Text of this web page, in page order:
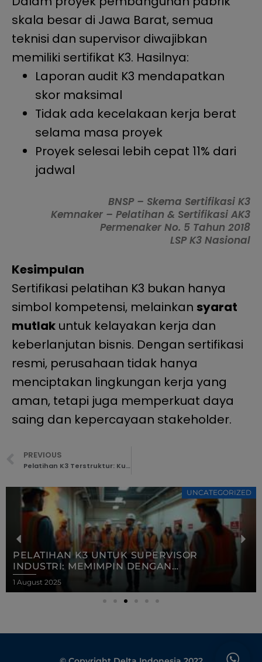
skala besar di Jawa Barat, semua
teknisi dan supervisor diwajibkan
memiliki sertifikat K3. Hasilnya:
Laporan audit K3 mendapatkan
skor maksimal
Tidak ada kecelakaan kerja berat
selama masa proyek
Proyek selesai lebih cepat 11% dari
jadwal
BNSP – Skema Sertifikasi K3
Kemnaker – Pelatihan & Sertifikasi AK3
Permenaker No. 5 Tahun 2018
LSP K3 Nasional
Kesimpulan
Sertifikasi pelatihan K3 bukan hanya
simbol kompetensi, melainkan syarat
mutlak untuk kelayakan kerja dan
keberlanjutan bisnis. Dengan sertifikasi
resmi, perusahaan tidak hanya
menciptakan lingkungan kerja yang
aman, tetapi juga memperkuat daya
saing dan kepercayaan stakeholder.
PREVIOUS
Pelatihan K3 Terstruktur: Kunci Membangun Kompetensi Tenaga Kerja di Era Industri 4.0
UNCATEGORIZED
PELATIHAN K3 UNTUK SUPERVISOR
INDUSTRI: MEMIMPIN DENGAN
KESELAMATAN
1 August 2025